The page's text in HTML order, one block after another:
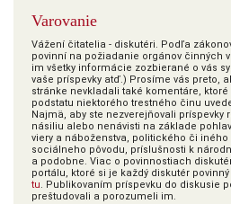
Varovanie
Vážení čitatelia - diskutéri. Podľa
povinní na požiadanie orgánov činných
im všetky informácie zozbierané o vás
vaše príspevky atď.) Prosíme vás preto,
stránke nevkladali také komentáre,
podstatu niektorého trestného činu
Najmä, aby ste nezverejňovali
násiliu alebo nenávisti na základe
viery a náboženstva, politického či
sociálneho pôvodu, príslušnosti k
a podobne. Viac o povinnostiach
portálu, ktoré si je každý diskutér
tu. Publikovaním príspevku do diskusie
preštudovali a porozumeli im.